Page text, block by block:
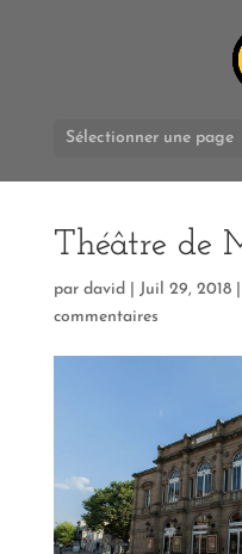
Sélectionner une page
Théâtre de
par david| Juil 29, 2018|
commentaires